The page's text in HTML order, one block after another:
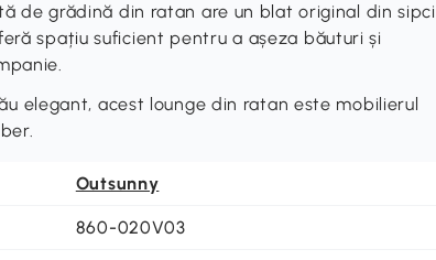
de grădină din ratan are un blat original din sipci
spațiu suficient pentru a așeza băuturi și
elegant, acest lounge din ratan este mobilierul
Outsunny
860-020V03